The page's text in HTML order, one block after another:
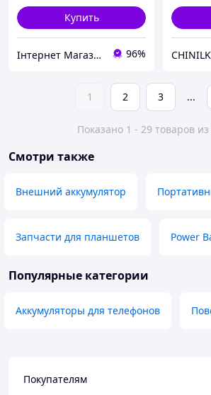
Купить
Інтернет Магазин "max-it.com.ua" 96%
1 2 3 ...
Показано 1 - 29 товаров из
Смотри также
Внешний аккумулятор
Запчасти для планшетов Power
Популярные категории
Аккумуляторы для телефонов
Покупателям